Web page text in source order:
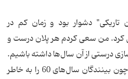
دشوار بود و زمان کم در
کرد. من سعی کردم هر پلان درست و
درستی از آن سال‌ها داشته باشیم.
به هر حال کار سختی بود؛ چون بینندگان سال‌های 60 را به خاطر